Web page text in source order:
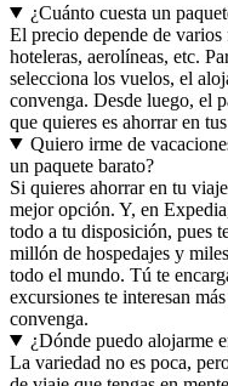
¿Cuánto cuesta un
El precio depende de varios
hoteleras, aerolíneas, etc.
selecciona los vuelos, el
convenga. Desde luego, el
que quieres es ahorrar en
Quiero irme de
un paquete barato?
Si quieres ahorrar en tu
mejor opción. Y, en
todo a tu disposición, pues
millón de hospedajes y
todo el mundo. Tú te
excursiones te interesan
convenga.
¿Dónde puedo alojarme
La variedad no es poca,